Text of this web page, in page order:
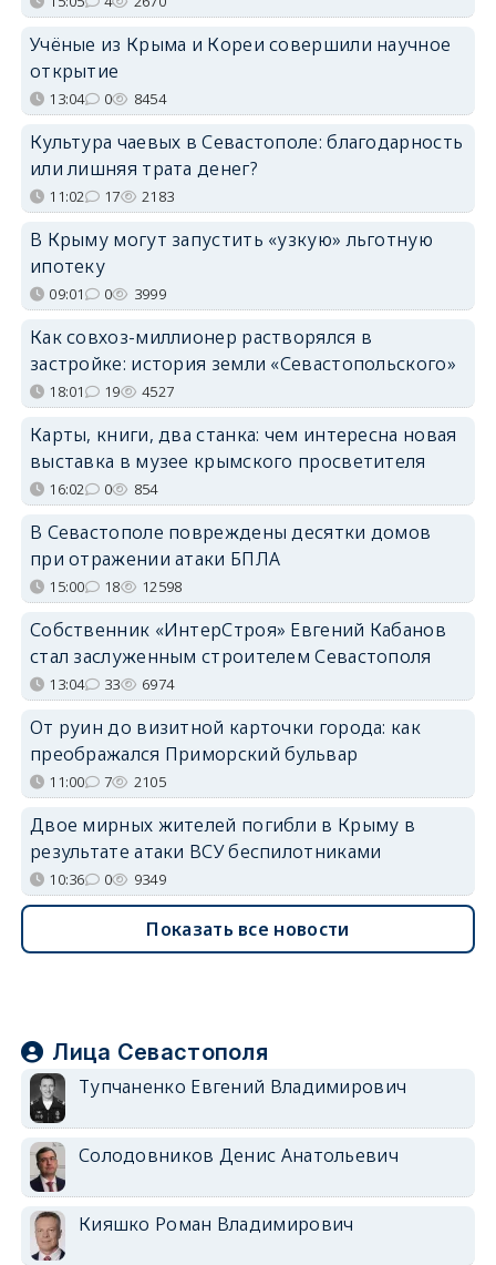
Учёные из Крыма и Кореи совершили научное
открытие
13:04 0 8454
Культура чаевых в Севастополе: благодарность
или лишняя трата денег?
11:02 17 2183
В Крыму могут запустить «узкую» льготную
ипотеку
09:01 0 3999
Как совхоз-миллионер растворялся в
застройке: история земли «Севастопольского»
18:01 19 4527
Карты, книги, два станка: чем интересна новая
выставка в музее крымского просветителя
16:02 0 854
В Севастополе повреждены десятки домов
при отражении атаки БПЛА
15:00 18 12598
Собственник «ИнтерСтроя» Евгений Кабанов
стал заслуженным строителем Севастополя
13:04 33 6974
От руин до визитной карточки города: как
преображался Приморский бульвар
11:00 7 2105
Двое мирных жителей погибли в Крыму в
результате атаки ВСУ беспилотниками
10:36 0 9349
Показать все новости
Лица Севастополя
Тупчаненко Евгений Владимирович
Солодовников Денис Анатольевич
Кияшко Роман Владимирович